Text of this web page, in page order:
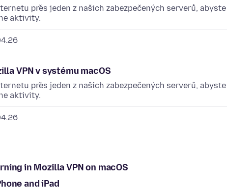
přes jeden z našich zabezpečených serverů, abyste
aktivity.
VPN v systému macOS
přes jeden z našich zabezpečených serverů, abyste
aktivity.
in Mozilla VPN on macOS
and iPad